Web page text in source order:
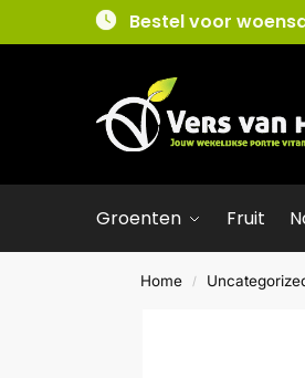
Bestel voor
Groenten Fruit
Home /